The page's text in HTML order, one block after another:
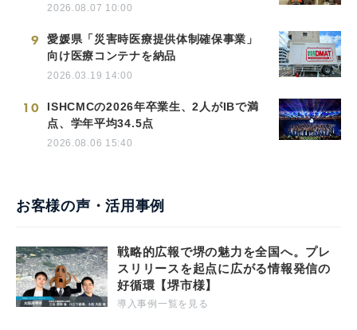
2026.08.07 10:00
9
愛媛県「災害時医療提供体制確保事業」
向け医療コンテナを納品
2026.03.19 14:00
10
ISHCMCの2026年卒業生、2人がIBで満
点、学年平均34.5点
2026.08.06 15:40
お客様の声・活用事例
戦略的広報で堺の魅力を全国へ。プレ
スリリースを起点に広がる情報発信の
好循環【堺市様】
導入事例一覧を見る